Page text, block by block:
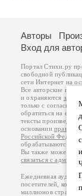
Авторы
Вход для
Портал Стихи.ру
свободной
сети Интернет на
Все авторские
и охраняются
только с согласия
обратиться на его
тексты
основанииправил
Российской
обрабатываются на
Вы также можете
связаться с
Ежедневная
посетителей,
миллионов страниц